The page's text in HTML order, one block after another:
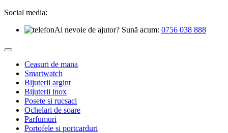
Social media:
Ai nevoie de ajutor? Sună acum: 0756 038 888
Ceasuri de mana
Smartwatch
Bijuterii argint
Bijuterii inox
Posete si rucsaci
Ochelari de soare
Parfumuri
Portofele si portcarduri